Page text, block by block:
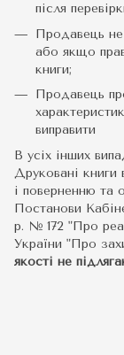
після
Продавець
або якщо
книги;
Продавець
виправити
В усіх інших
Друковані
і поверненню та
Постанови
р. № 172 "Про
України "Про
якості не